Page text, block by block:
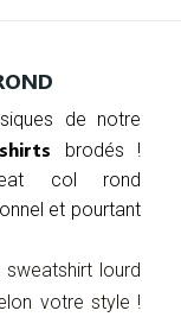
de notre
brodés !
col rond
et pourtant
lourd
votre style !